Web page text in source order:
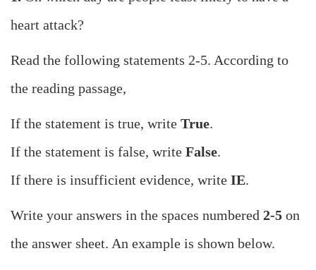
heart attack?
Read the following statements 2-5. According to
the reading passage,
If the statement is true, write True.
If the statement is false, write False.
If there is insufficient evidence, write IE.
Write your answers in the spaces numbered 2-5 on
the answer sheet. An example is shown below.